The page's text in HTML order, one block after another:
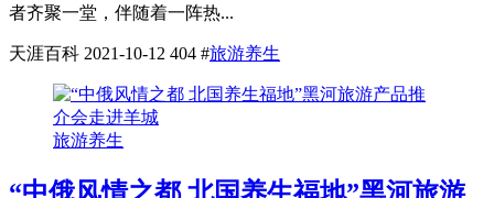
者齐聚一堂，伴随着一阵热...
天涯百科 2021-10-12 404 #旅游养生
旅游养生
“中俄风情之都 北国养生福地”黑河旅游